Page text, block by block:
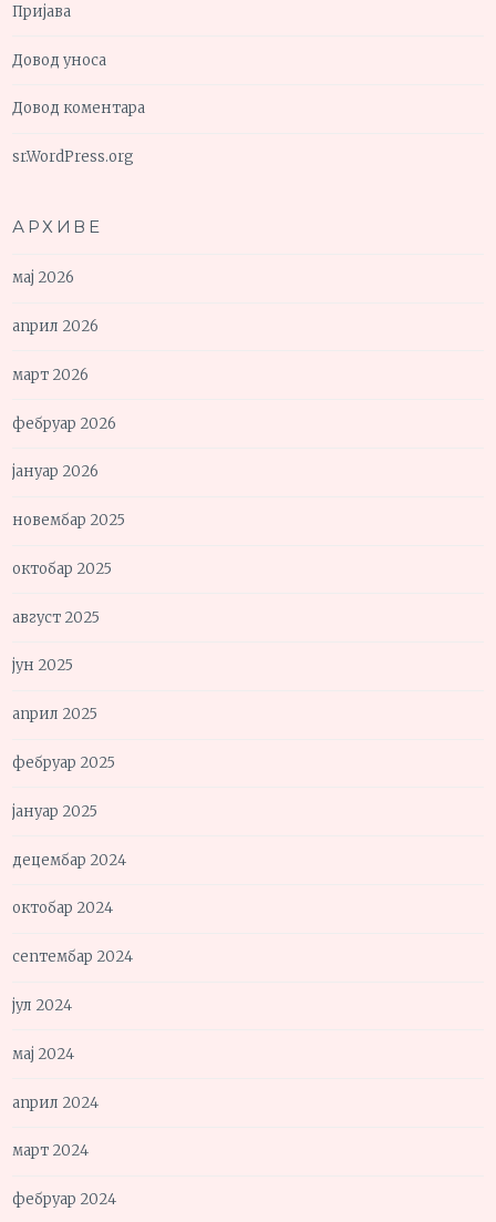
Пријава
Довод уноса
Довод коментара
sr.WordPress.org
АРХИВЕ
мај 2026
април 2026
март 2026
фебруар 2026
јануар 2026
новембар 2025
октобар 2025
август 2025
јун 2025
април 2025
фебруар 2025
јануар 2025
децембар 2024
октобар 2024
септембар 2024
јул 2024
мај 2024
април 2024
март 2024
фебруар 2024